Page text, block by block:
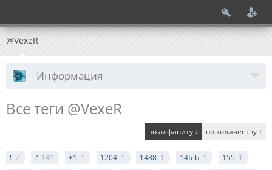
@VexeR
Информация
Все теги @VexeR
по алфавиту ↓ по количеству ↑
! 2 ? 141 +1 1 1204 1 1488 1 14feb 1 155 1